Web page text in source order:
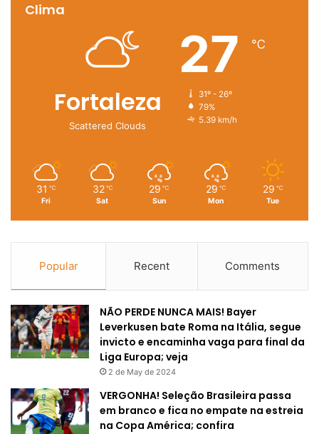
Clima
Fortaleza
Scattered Clouds
27 ℃
31º - 26º
79%
5.39 km/h
31 ℃
Fri
32 ℃
Sat
29 ℃
Sun
29 ℃
Mon
29 ℃
Tue
Popular Recent Comments
NÃO PERDE NUNCA MAIS! Bayer
Leverkusen bate Roma na Itália, segue
invicto e encaminha vaga para final da
Liga Europa; veja
2 de May de 2024
VERGONHA! Seleção Brasileira passa
em branco e fica no empate na estreia
na Copa América; confira